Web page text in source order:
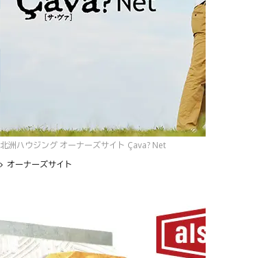
北洲ハウジング オーナーズサイト Çava? Net
オーナーズサイト